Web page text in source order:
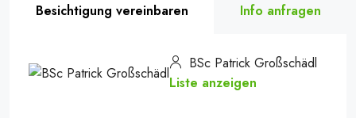
Besichtigung vereinbaren Info anfragen
BSc Patrick Großschädl
Liste anzeigen